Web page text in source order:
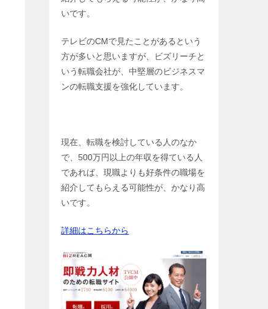
いです。
テレビのCMで見たことがあるという
方が多いと思いますが、ビズリーチと
いう転職会社が、中堅層のビジネスマ
ンの転職支援を強化しています。
現在、転職を検討している人のなか
で、500万円以上の年収を得ている人
であれば、現職よりも好条件の職場を
紹介してもらえる可能性が、かなり高
いです。
詳細はこちらから